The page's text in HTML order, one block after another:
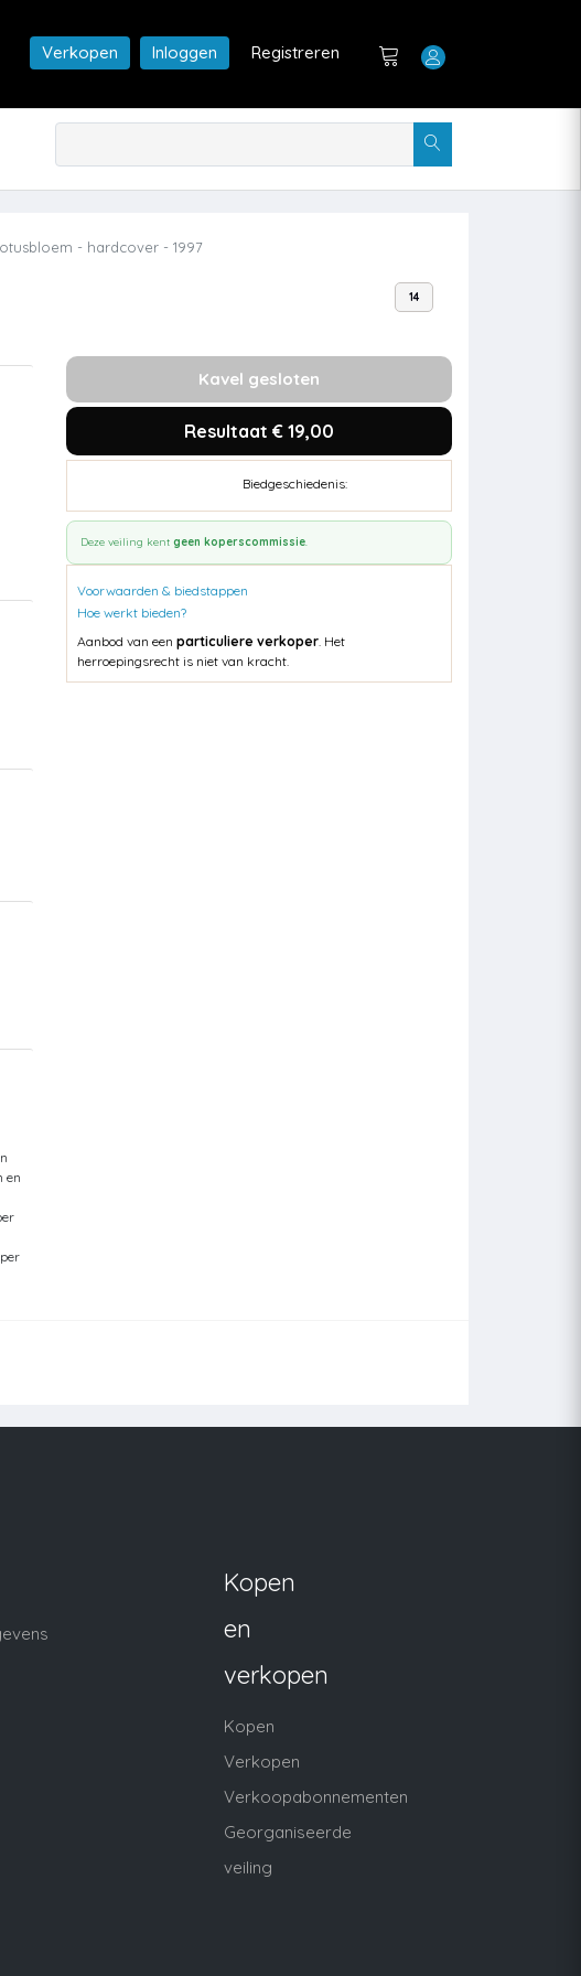
Verkopen Inloggen Registreren
- hardcover - 1997
14
en
Kavel gesloten
Resultaat € 19,00
Biedgeschiedenis:
Deze veiling kent geen koperscommissie.
Voorwaarden & biedstappen
Hoe werkt bieden?
Aanbod van een particuliere verkoper. Het
herroepingsrecht is niet van kracht.
Kopen
en
verkopen
Kopen
Verkopen
Verkoopabonnementen
Georganiseerde
veiling